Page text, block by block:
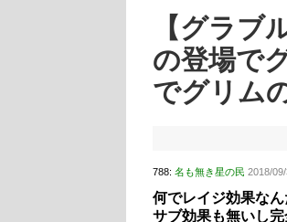
【グラブ
の登場で
でグリム
788: 名も無き星の民 2018/
何でレイジ効果な
サブ効果も無いし